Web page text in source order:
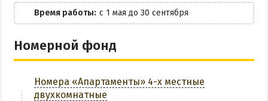
ПИТАНИЕ
РАЗВЛЕЧЕНИЯ
Аквапарк
Зоопарк
Беседки
Парковка
Веб-камера
Время работы: с 1 мая до 30 сентября
Номерной фонд
Номера «Апартаменты» 4-х местные
двухкомнатные